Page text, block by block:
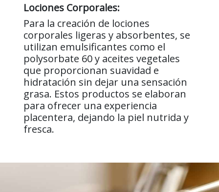
Lociones Corporales:
Para la creación de lociones
corporales ligeras y absorbentes, se
utilizan emulsificantes como el
polysorbate 60 y aceites vegetales
que proporcionan suavidad e
hidratación sin dejar una sensación
grasa. Estos productos se elaboran
para ofrecer una experiencia
placentera, dejando la piel nutrida y
fresca.